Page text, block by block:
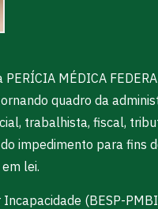
MÉDICA
quadro da
trabalhista, fiscal,
impedimento para
lei.
(BESP-